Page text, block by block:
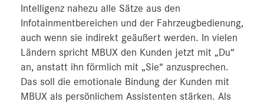
Intelligenz nahezu alle Sätze aus den
Infotainmentbereichen und der Fahrzeugbedienung,
auch wenn sie indirekt geäußert werden. In vielen
Ländern spricht MBUX den Kunden jetzt mit „Du“
an, anstatt ihn förmlich mit „Sie“ anzusprechen.
Das soll die emotionale Bindung der Kunden mit
MBUX als persönlichem Assistenten stärken. Als